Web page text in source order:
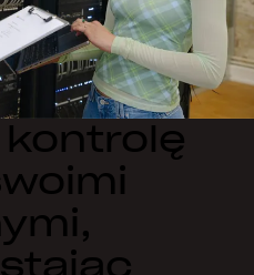
kontrolę